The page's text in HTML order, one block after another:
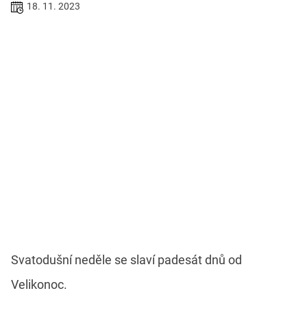
18. 11. 2023
Svatodušní neděle se slaví padesát dnů od
Velikonoc.